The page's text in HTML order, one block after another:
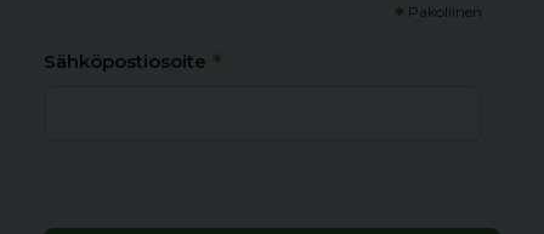
* Pakollinen
Sähköpostiosoite *